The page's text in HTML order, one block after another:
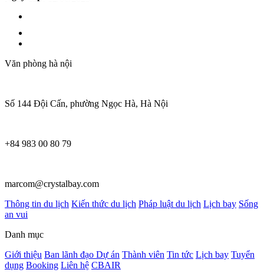
Văn phòng hà nội
Số 144 Đội Cấn, phường Ngọc Hà, Hà Nội
+84 983 00 80 79
marcom@crystalbay.com
Thông tin du lịch Kiến thức du lịch Pháp luật du lịch Lịch bay Sống
an vui
Danh mục
Giới thiệu Ban lãnh đạo Dự án Thành viên Tin tức Lịch bay Tuyển
dụng Booking Liên hệ CBAIR